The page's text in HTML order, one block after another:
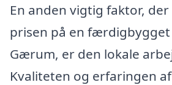
En anden vigtig faktor,
prisen på en
Gærum, er den lokale
Kvaliteten og erfaringen